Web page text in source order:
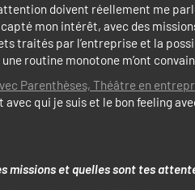
doivent réellement me
mon intérêt, avec des
traités par l’entreprise et la
une routine monotone m’ont
Parenthèses, Théâtre en
qui je suis et le bon feeling
missions et quelles sont tes